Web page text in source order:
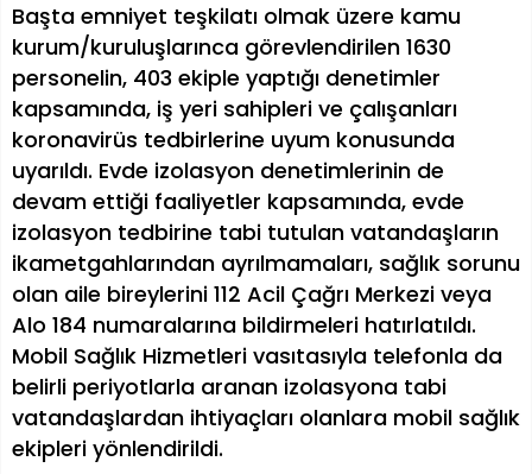
Başta emniyet teşkilatı olmak üzere kamu
kurum/kuruluşlarınca görevlendirilen 1630
personelin, 403 ekiple yaptığı denetimler
kapsamında, iş yeri sahipleri ve çalışanları
koronavirüs tedbirlerine uyum konusunda
uyarıldı. Evde izolasyon denetimlerinin de
devam ettiği faaliyetler kapsamında, evde
izolasyon tedbirine tabi tutulan vatandaşların
ikametgahlarından ayrılmamaları, sağlık sorunu
olan aile bireylerini 112 Acil Çağrı Merkezi veya
Alo 184 numaralarına bildirmeleri hatırlatıldı.
Mobil Sağlık Hizmetleri vasıtasıyla telefonla da
belirli periyotlarla aranan izolasyona tabi
vatandaşlardan ihtiyaçları olanlara mobil sağlık
ekipleri yönlendirildi.